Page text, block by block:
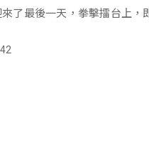
了最後一天，拳擊擂台上，